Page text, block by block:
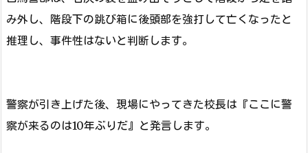
み外し、階段下の跳び箱に後頭部を強打して亡くなったと
推理し、事件性はないと判断します。
警察が引き上げた後、現場にやってきた校長は『ここに警
察が来るのは10年ぶりだ』と発言します。